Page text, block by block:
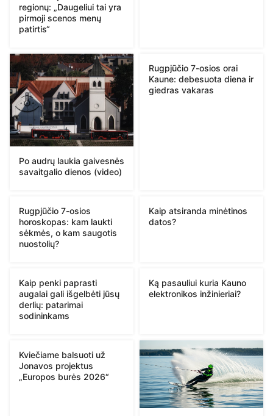
regionų: „Daugeliui tai yra
pirmoji scenos menų
patirtis“
Po audrų laukia gaivesnės
savaitgalio dienos (video)
Rugpjūčio 7-osios orai
Kaune: debesuota diena ir
giedras vakaras
Rugpjūčio 7-osios
horoskopas: kam laukti
sėkmės, o kam saugotis
nuostolių?
Kaip atsiranda minėtinos
datos?
Kaip penki paprasti
augalai gali išgelbėti jūsų
derlių: patarimai
sodininkams
Ką pasauliui kuria Kauno
elektronikos inžinieriai?
Kviečiame balsuoti už
Jonavos projektus
„Europos burės 2026“